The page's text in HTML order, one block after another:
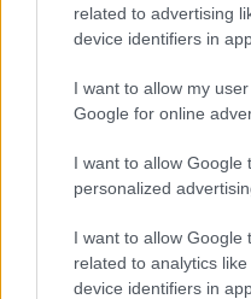
related to advertising
device identifiers in
I want to allow my
Google for online
I want to allow Google
personalized
I want to allow Google
related to analytics
device identifiers in
EUROPA